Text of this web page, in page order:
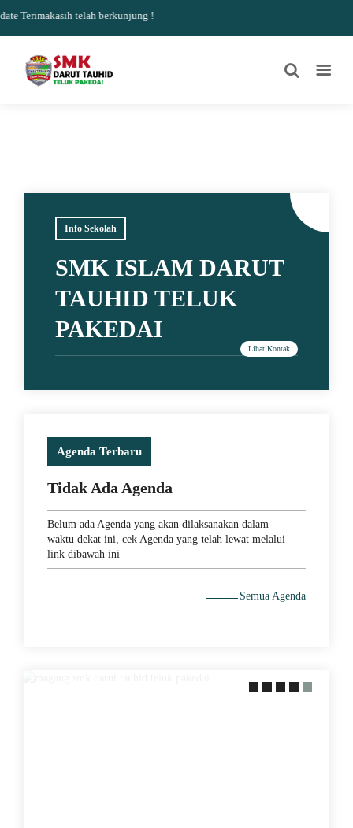
Terimakasih telah berkunjung !
Info Sekolah
SMK ISLAM DARUT
TAUHID TELUK
PAKEDAI
Agenda Terbaru
Tidak Ada Agenda
Belum ada Agenda yang akan dilaksanakan dalam
waktu dekat ini, cek Agenda yang telah lewat melalui
link dibawah ini
Semua Agenda